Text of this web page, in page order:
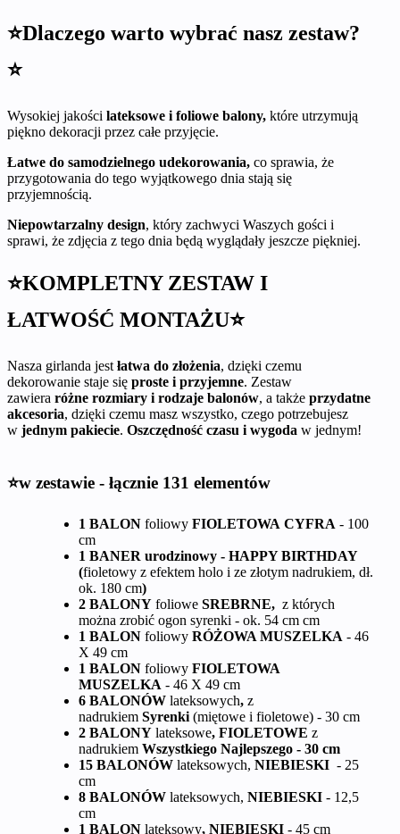
⭐Dlaczego warto wybrać nasz zestaw?
⭐
Wysokiej jakości lateksowe i foliowe balony, które utrzymują
piękno dekoracji przez całe przyjęcie.
Łatwe do samodzielnego udekorowania, co sprawia, że
przygotowania do tego wyjątkowego dnia stają się
przyjemnością.
Niepowtarzalny design, który zachwyci Waszych gości i
sprawi, że zdjęcia z tego dnia będą wyglądały jeszcze piękniej.
⭐KOMPLETNY ZESTAW I
ŁATWOŚĆ MONTAŻU⭐
Nasza girlanda jest łatwa do złożenia, dzięki czemu
dekorowanie staje się proste i przyjemne. Zestaw
zawiera różne rozmiary i rodzaje balonów, a także przydatne
akcesoria, dzięki czemu masz wszystko, czego potrzebujesz
w jednym pakiecie. Oszczędność czasu i wygoda w jednym!
⭐w zestawie - łącznie 131 elementów
1 BALON foliowy FIOLETOWA CYFRA - 100
cm
1 BANER urodzinowy - HAPPY BIRTHDAY
(fioletowy z efektem holo i ze złotym nadrukiem, dł.
ok. 180 cm)
2 BALONY foliowe SREBRNE, z których
można zrobić ogon syrenki - ok. 54 cm cm
1 BALON foliowy RÓŻOWA MUSZELKA - 46
X 49 cm
1 BALON foliowy FIOLETOWA
MUSZELKA - 46 X 49 cm
6 BALONÓW lateksowych, z
nadrukiem Syrenki (miętowe i fioletowe) - 30 cm
2 BALONY lateksowe, FIOLETOWE z
nadrukiem Wszystkiego Najlepszego - 30 cm
15 BALONÓW lateksowych, NIEBIESKI - 25
cm
8 BALONÓW lateksowych, NIEBIESKI - 12,5
cm
1 BALON lateksowy, NIEBIESKI - 45 cm